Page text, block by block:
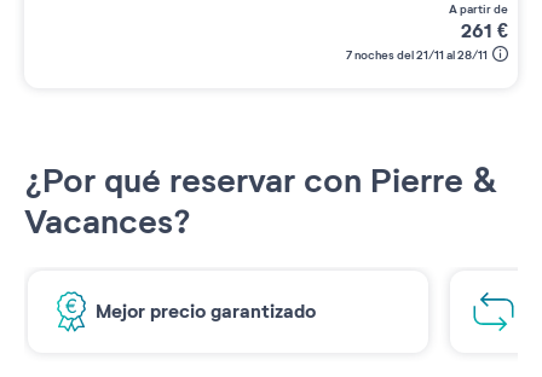
a partir de
261 €
7 noches del 21/11 al 28/11
¿Por qué reservar con Pierre &
Vacances?
Mejor precio garantizado